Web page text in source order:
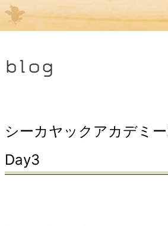
HOME
B&B Cafe ほんぐう
blog
シーカヤックアカデミ
Day3